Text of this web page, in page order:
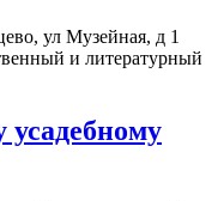
ул Музейная, д 1
и литературный
усадебному